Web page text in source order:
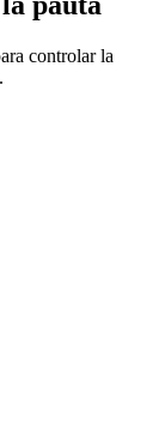
controlar la